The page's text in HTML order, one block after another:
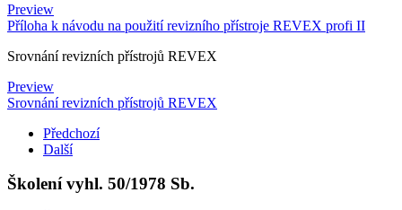
Preview
Příloha k návodu na použití revizního přístroje REVEX profi II
Srovnání revizních přístrojů REVEX
Preview
Srovnání revizních přístrojů REVEX
Předchozí
Další
Školení vyhl. 50/1978 Sb.